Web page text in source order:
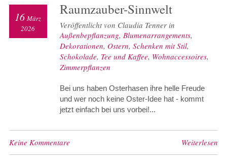
Raumzauber-Sinnwelt
16 März
2026
Veröffentlicht von Claudia Tenner in
Außenbepflanzung, Blumenarrangements,
Dekorationen, Ostern, Schenken mit Stil,
Schokolade, Tee und Kaffee, Wohnaccessoires,
Zimmerpflanzen
Bei uns haben Osterhasen ihre helle Freude
und wer noch keine Oster-Idee hat - kommt
jetzt einfach bei uns vorbei!...
Keine Kommentare Weiterlesen